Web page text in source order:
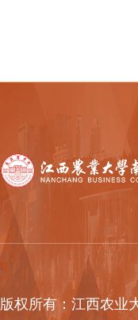
版权所有：江西农业